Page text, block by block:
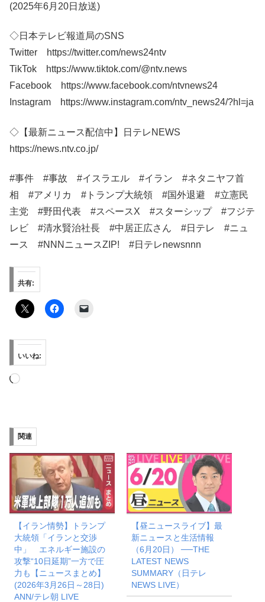
(2025年6月20日放送)
◇日本テレビ報道局のSNS
Twitter https://twitter.com/news24ntv
TikTok https://www.tiktok.com/@ntv.news
Facebook https://www.facebook.com/ntvnews24
Instagram https://www.instagram.com/ntv_news24/?hl=ja
◇【最新ニュース配信中】日テレNEWS
https://news.ntv.co.jp/
#事件 #事故 #イスラエル #イラン #ネタニヤフ首
相 #アメリカ #トランプ大統領 #国外退避 #立憲民
主党 #野田代表 #スペースX #スターシップ #フジテ
レビ #清水賢治社長 #中居正広さん #日テレ​​ #ニュ
ース #NNNニュースZIP! #日テレnewsnnn
共有:
いいね:
読
み
中…
関連
【イラン情勢】トランプ
大統領「イランと交渉
中」 エネルギー施設の
攻撃“10日延期”一方で圧
力も【ニュースまとめ】
(2026年3月26日～28日)
ANN/テレ朝 LIVE
【昼ニュースライブ】最
新ニュースと生活情報
（6月20日） ──THE
LATEST NEWS
SUMMARY（日テレ
NEWS LIVE）